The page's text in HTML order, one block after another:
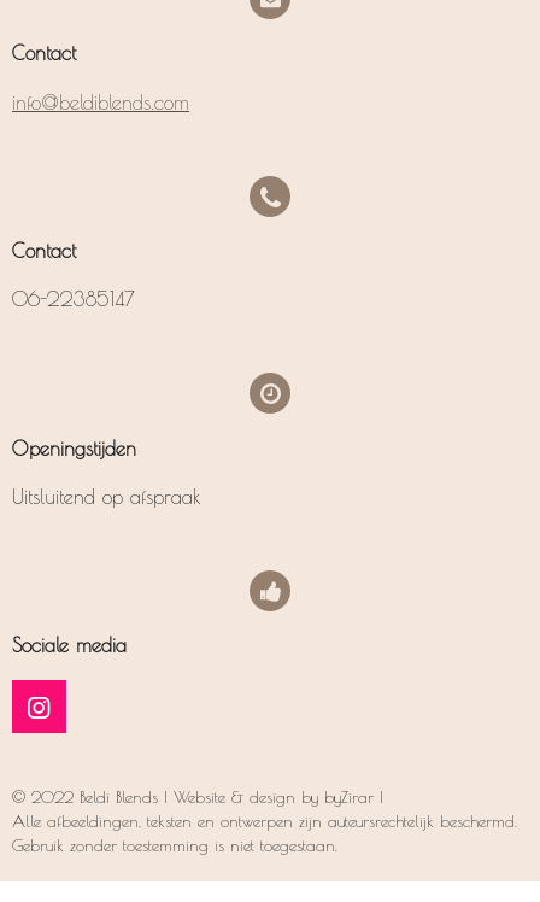
Contact
info@beldiblends.com
Contact
06-22385147
Openingstijden
Uitsluitend op afspraak
Sociale media
I
n
t
a
© 2022 Beldi Blends | Website & design by byZirar |
Alle afbeeldingen, teksten en ontwerpen zijn auteursrechtelijk beschermd.
Gebruik zonder toestemming is niet toegestaan.